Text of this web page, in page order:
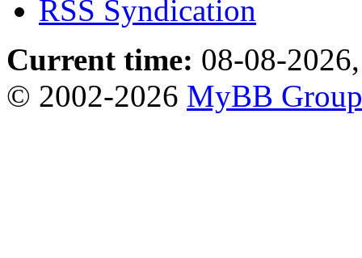
RSS Syndication
Current time: 08-08-
© 2002-2026 MyBB Group